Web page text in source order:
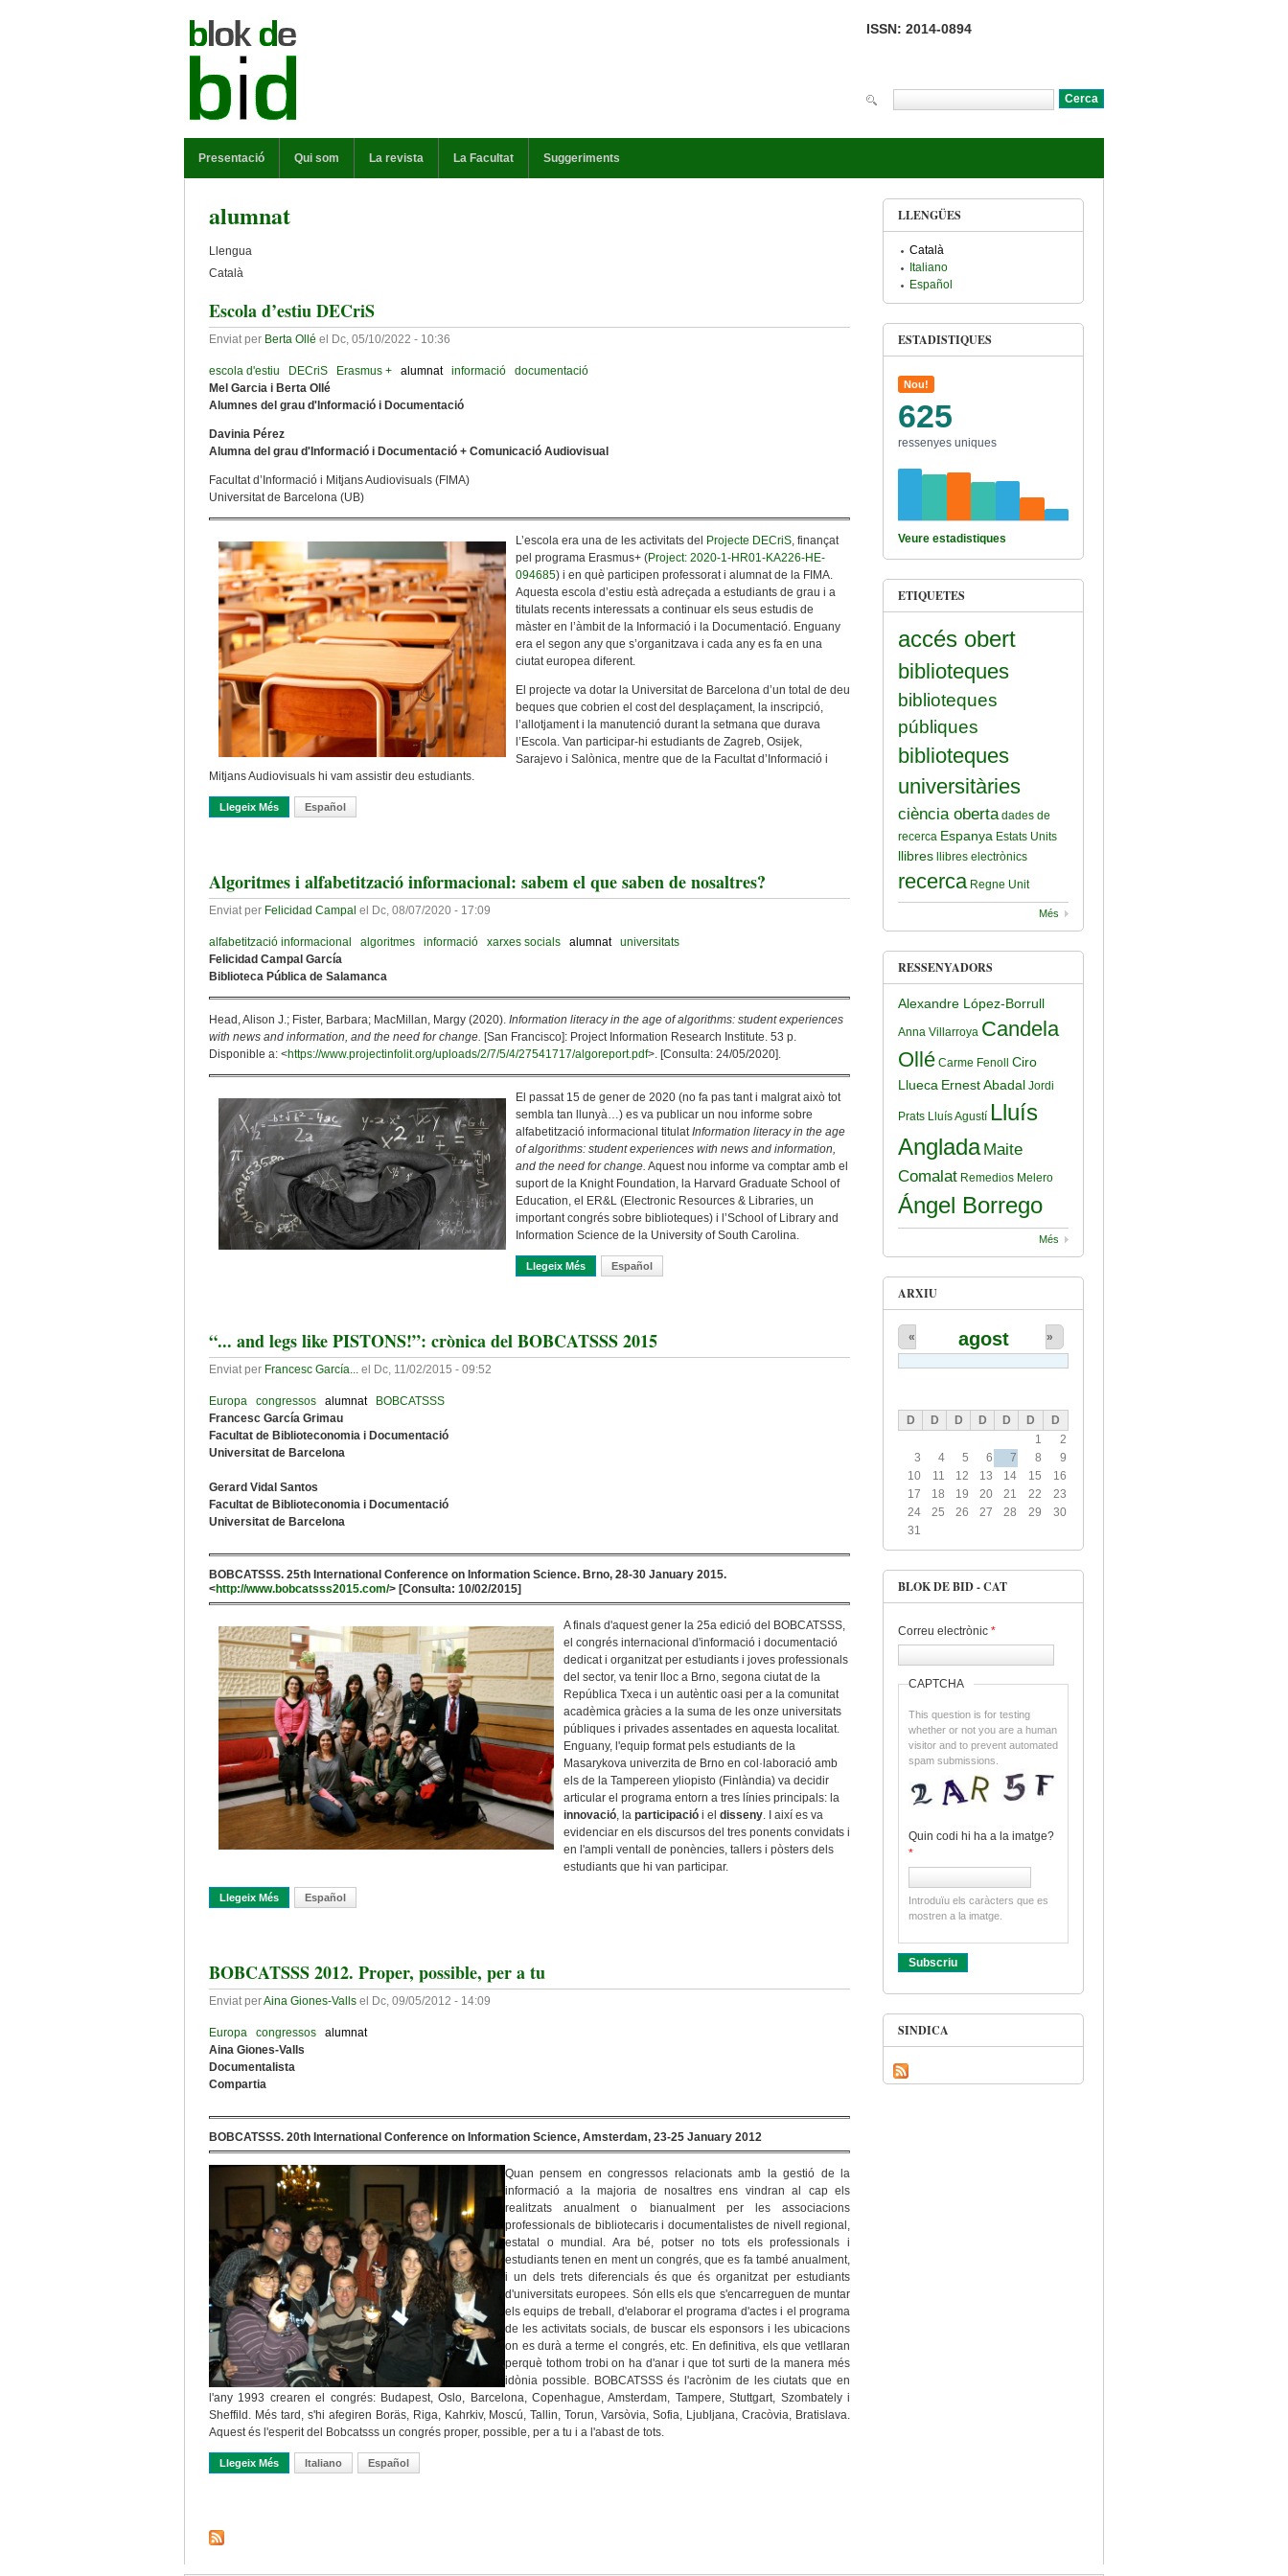
ISSN: 2014-0894
Presentació Qui som La revista La Facultat Suggeriments
alumnat
Llengua
Català
Escola d’estiu DECriS
Enviat per Berta Ollé el Dc, 05/10/2022 - 10:36
escola d'estiu DECriS Erasmus + alumnat informació
documentació
Mel Garcia i Berta Ollé
Alumnes del grau d'Informació i Documentació
Davinia Pérez
Alumna del grau d'Informació i Documentació + Comunicació Audiovisual
Facultat d’Informació i Mitjans Audiovisuals (FIMA)
Universitat de Barcelona (UB)
L’escola era una de les activitats del Projecte DECriS, finançat
pel programa Erasmus+ (Project: 2020-1-HR01-KA226-HE-
094685) i en què participen professorat i alumnat de la FIMA.
Aquesta escola d’estiu està adreçada a estudiants de grau i a
titulats recents interessats a continuar els seus estudis de
màster en l’àmbit de la Informació i la Documentació. Enguany
era el segon any que s’organitzava i cada any es fa en una
ciutat europea diferent.
El projecte va dotar la Universitat de Barcelona d’un total de deu
beques que cobrien el cost del desplaçament, la inscripció,
l’allotjament i la manutenció durant la setmana que durava
l’Escola. Van participar-hi estudiants de Zagreb, Osijek,
Sarajevo i Salònica, mentre que de la Facultat d’Informació i
Mitjans Audiovisuals hi vam assistir deu estudiants.
Llegeix Més Sobre Escola D’estiu DECriS
Español
Algoritmes i alfabetització informacional: sabem el que saben de nosaltres?
Enviat per Felicidad Campal el Dc, 08/07/2020 - 17:09
alfabetització informacional algoritmes informació xarxes socials alumnat
universitats
Felicidad Campal García
Biblioteca Pública de Salamanca
Head, Alison J.; Fister, Barbara; MacMillan, Margy (2020). Information literacy in the age of algorithms: student experiences
with news and information, and the need for change. [San Francisco]: Project Information Research Institute. 53 p.
Disponible a: <https://www.projectinfolit.org/uploads/2/7/5/4/27541717/algoreport.pdf>. [Consulta: 24/05/2020].
El passat 15 de gener de 2020 (no fa pas tant i malgrat això tot
sembla tan llunyà…) es va publicar un nou informe sobre
alfabetització informacional titulatInformation literacy in the age
of algorithms: student experiences with news and information,
and the need for change. Aquest nou informe va comptar amb el
suport de la Knight Foundation, la Harvard Graduate School of
Education, el ER&L (Electronic Resources & Libraries, un
important congrés sobre biblioteques) i l’School of Library and
Information Science de la University of South Carolina.
Llegeix Més Sobre Algoritmes I Alfabetització Informacional: Sabem El Que Saben De Nosaltres?
Español
“... and legs like PISTONS!”: crònica del BOBCATSSS 2015
Enviat per Francesc García... el Dc, 11/02/2015 - 09:52
Europa congressos alumnat
BOBCATSSS
Francesc García Grimau
Facultat de Biblioteconomia i Documentació
Universitat de Barcelona
Gerard Vidal Santos
Facultat de Biblioteconomia i Documentació
Universitat de Barcelona
BOBCATSSS. 25th International Conference on Information Science. Brno, 28-30 January 2015.
<http://www.bobcatsss2015.com/> [Consulta: 10/02/2015]
A finals d'aquest gener la 25a edició del BOBCATSSS,
el congrés internacional d'informació i documentació
dedicat i organitzat per estudiants i joves professionals
del sector, va tenir lloc a Brno, segona ciutat de la
República Txeca i un autèntic oasi per a la comunitat
acadèmica gràcies a la suma de les onze universitats
públiques i privades assentades en aquesta localitat.
Enguany, l'equip format pels estudiants de la
Masarykova univerzita de Brno en col·laboració amb
els de la Tampereen yliopisto (Finlàndia) va decidir
articular el programa entorn a tres línies principals: la
innovació, la participació i el disseny. I així es va
evidenciar en els discursos del tres ponents convidats i
en l'ampli ventall de ponències, tallers i pòsters dels
estudiants que hi van participar.
Llegeix Més Sobre “... And Legs Like PISTONS!”: Crònica Del BOBCATSSS 2015
Español
BOBCATSSS 2012. Proper, possible, per a tu
Enviat perAina Giones-Valls el Dc, 09/05/2012 - 14:09
Europa congressos
alumnat
Aina Giones-Valls
Documentalista
Compartia
BOBCATSSS. 20th International Conference on Information Science, Amsterdam, 23-25 January 2012
Quan pensem en congressos relacionats amb la gestió de la
informació a la majoria de nosaltres ens vindran al cap els
realitzats anualment o bianualment per les associacions
professionals de bibliotecaris i documentalistes de nivell regional,
estatal o mundial. Ara bé, potser no tots els professionals i
estudiants tenen en ment un congrés, que es fa també anualment,
i un dels trets diferencials és que és organitzat per estudiants
d'universitats europees. Són ells els que s'encarreguen de muntar
els equips de treball, d'elaborar el programa d'actes i el programa
de les activitats socials, de buscar els esponsors i les ubicacions
on es durà a terme el congrés, etc. En definitiva, els que vetllaran
perquè tothom trobi on ha d'anar i que tot surti de la manera més
idònia possible. BOBCATSSS és l'acrònim de les ciutats que en
l'any 1993 crearen el congrés: Budapest, Oslo, Barcelona, Copenhague, Amsterdam, Tampere, Stuttgart, Szombately i
Sheffild. Més tard, s'hi afegiren Boräs, Riga, Kahrkiv, Moscú, Tallin, Torun, Varsòvia, Sofia, Ljubljana, Cracòvia, Bratislava.
Aquest és l'esperit del Bobcatsss un congrés proper, possible, per a tu i a l'abast de tots.
Llegeix Més Sobre BOBCATSSS 2012. Proper, Possible, Per A Tu
Italiano Español
LLENGÜES
Català
Italiano
Español
ESTADISTIQUES
Nou!
625
ressenyes uniques
Veure estadistiques
ETIQUETES
accés obert
biblioteques
biblioteques
públiques
biblioteques
universitàries
ciència oberta dades de
recerca Espanya Estats Units
llibres llibres electrònics
recerca Regne Unit
Més
RESSENYADORS
Alexandre López-Borrull
Anna Villarroya Candela
Ollé Carme Fenoll
Ciro
Llueca Ernest Abadal Jordi
Prats Lluís Agustí Lluís
Anglada Maite
Comalat Remedios Melero
Ángel Borrego
Més
ARXIU
agost
« »
D D D D D D
D
1
2
3
4 5 6 7 8
9
10
11 12 13 14 15
16
17
18 19 20 21 22
23
24
25 26 27 28 29
30
31
BLOK DE BID - CAT
Correu electrònic *
CAPTCHA
This question is for testing
whether or not you are a human
visitor and to prevent automated
spam submissions.
Quin codi hi ha a la imatge?
*
Introduïu els caràcters que es
mostren a la imatge.
SINDICA